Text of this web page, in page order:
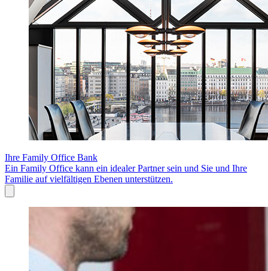
Ihre Family Office Bank
Ein Family Office kann ein idealer Partner sein und Sie und Ihre
Familie auf vielfältigen Ebenen unterstützen.